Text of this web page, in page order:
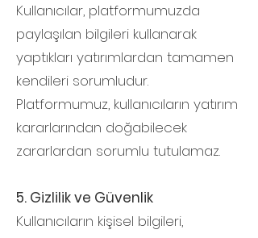
Kullanıcılar, platformumuzda
paylaşılan bilgileri kullanarak
yaptıkları yatırımlardan tamamen
kendileri sorumludur.
Platformumuz, kullanıcıların yatırım
kararlarından doğabilecek
zararlardan sorumlu tutulamaz.
5. Gizlilik ve Güvenlik
Kullanıcıların kişisel bilgileri,